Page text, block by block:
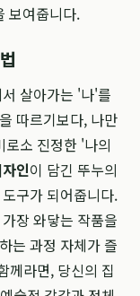
보여줍니다.
살아가는 '나'를
따르기보다, 나만
로소 진정한 '나의
인이 담긴 뚜누의
구가 되어줍니다.
장 와닿는 작품을
는 과정 자체가 즐
께라면, 당신의 집